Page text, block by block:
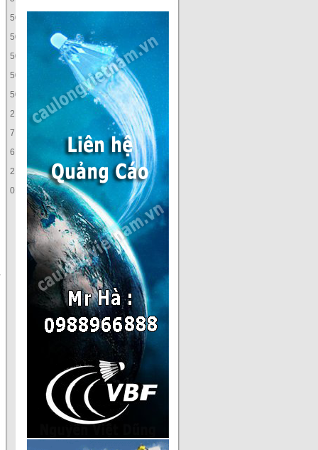
50,00
50,00
50,00
35
50,00
35
50,00
35
21,64
42
7,66
43
6,86
44
2,00
45
0,77